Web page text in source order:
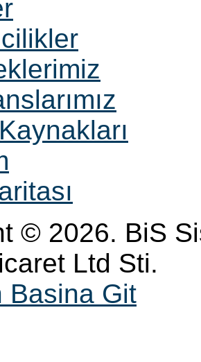
© 2026. BiS
Ltd Sti.
Basina Git